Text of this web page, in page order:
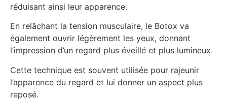
réduisant ainsi leur apparence.
En relâchant la tension musculaire, le Botox va
également ouvrir légèrement les yeux, donnant
l’impression d’un regard plus éveillé et plus lumineux.
Cette technique est souvent utilisée pour rajeunir
l’apparence du regard et lui donner un aspect plus
reposé.